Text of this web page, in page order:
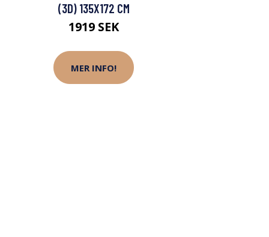
(3D) 135X172 CM
1919 SEK
MER INFO!